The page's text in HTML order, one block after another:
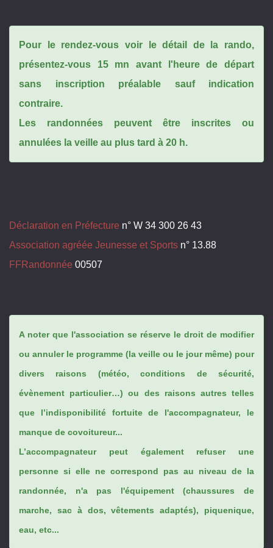
Pour le rendez-vous voir le détail de la rando,
présentez-vous 15 mn avant l'heure de départ
sans inscription préalable sauf indication
contraire.
Les randonnées peuvent être inscrites ou
annulées la veille au plus tard à 20 h.
Déclaration en Préfecture n° W 34 300 26 43
Association agréée Jeunesse et Sports n° 13.88
FFRandonnée 00507
A noter que l'association se réserve le droit de modifier
ou annuler le programme (la veille ou le jour même) pour
divers raisons (météo, conditions de sécurité,
évènement particulier…) ou des raisons autres telles
que l’indisponibilité fortuite de l'accompagnateur, le
manque de covoitureur...
L’accompagnateur peut également refuser une
personne si elle ne correspond pas au niveau de la
randonnée, n'a pas l'équipement (chaussures de
marche, sac à dos, vêtements adaptés), piquenique,
eau, etc...